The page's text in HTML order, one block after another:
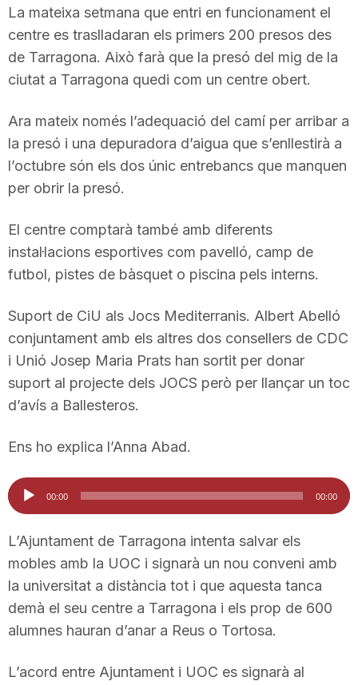
a
g
n
a
La mateixa setmana que entri en funcionament el
centre es traslladaran els primers 200 presos des
de Tarragona. Això farà que la presó del mig de la
ciutat a Tarragona quedi com un centre obert.
Ara mateix només l’adequació del camí per arribar a
la presó i una depuradora d’aigua que s’enllestirà a
l’octubre són els dos únic entrebancs que manquen
per obrir la presó.
El centre comptarà també amb diferents
instal·lacions esportives com pavelló, camp de
futbol, pistes de bàsquet o piscina pels interns.
Suport de CiU als Jocs Mediterranis. Albert Abelló
conjuntament amb els altres dos consellers de CDC
i Unió Josep Maria Prats han sortit per donar
suport al projecte dels JOCS però per llançar un toc
d’avís a Ballesteros.
Ens ho explica l’Anna Abad.
Reproductor
d'àudio
00:00 00:00
L’Ajuntament de Tarragona intenta salvar els
mobles amb la UOC i signarà un nou conveni amb
la universitat a distància tot i que aquesta tanca
demà el seu centre a Tarragona i els prop de 600
alumnes hauran d’anar a Reus o Tortosa.
L’acord entre Ajuntament i UOC es signarà al